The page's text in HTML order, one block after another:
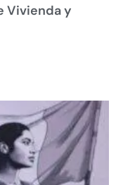
Vivienda y